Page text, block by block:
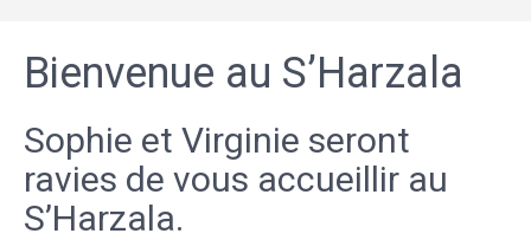
Bienvenue au S’Harzala
Sophie et Virginie seront
ravies de vous accueillir au
S’Harzala.